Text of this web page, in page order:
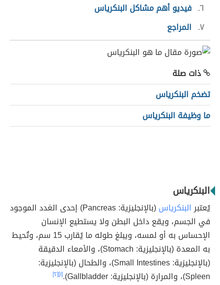
٦ فيديو أهم مشاكل البنكرياس
٧ المراجع
ذات صلة
تضخم البنكرياس
ما وظيفة البنكرياس
البنكرياس
يُعتبرالبنكرياس
(بالإنجليزية: Pancreas) إحدى الغدد الموجود
في الجسم، ويقع داخل البطن ولا يستطيع الإنسان
الإحساس به أو لمسه، ويبلغ طوله ما يُقارب 15 سم، وتُحيط
به المعدة (بالإنجليزية: Stomach)، والأمعاء الدقيقة
(بالإنجليزية: Small Intestines)، والطحال (بالإنجليزية:
Spleen)، والمرارة (بالإنجليزية: Gallbladder).
[١] [٢]